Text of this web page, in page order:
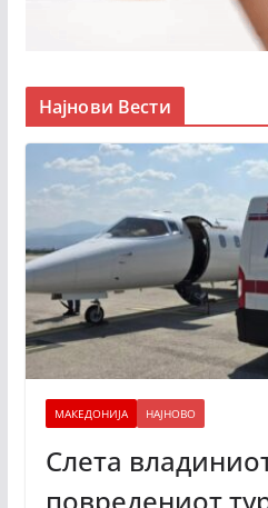
Најнови Вести
МАКЕДОНИЈА НАЈНОВО
Слета
повредениот